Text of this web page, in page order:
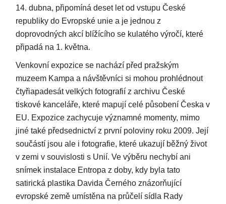
14. dubna, připomíná deset let od vstupu České
republiky do Evropské unie a je jednou z
doprovodných akcí blížícího se kulatého výročí, které
připadá na 1. května.
Venkovní expozice se nachází před pražským
muzeem Kampa a návštěvníci si mohou prohlédnout
čtyřiapadesát velkých fotografií z archivu České
tiskové kanceláře, které mapují celé působení Česka v
EU. Expozice zachycuje významné momenty, mimo
jiné také předsednictví z první poloviny roku 2009. Její
součástí jsou ale i fotografie, které ukazují běžný život
v zemi v souvislosti s Unií. Ve výběru nechybí ani
snímek instalace Entropa z doby, kdy byla tato
satirická plastika Davida Černého znázorňující
evropské země umístěna na průčelí sídla Rady